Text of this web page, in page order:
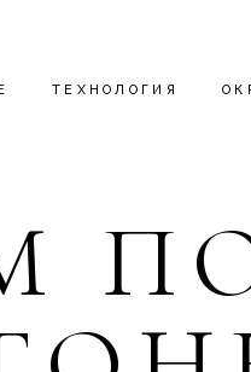
ТЕХНОЛОГИЯ
ЭЛЕКТРИЧЕСКАЯ
РЕЗЕРВНЫЙ